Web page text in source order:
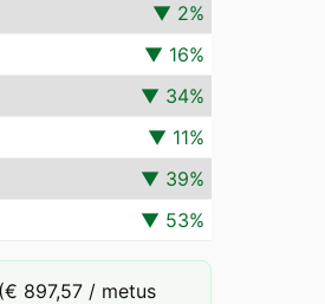
▼ 2%
▼ 16%
▼ 34%
▼ 11%
▼ 39%
▼ 53%
897,57 / metus